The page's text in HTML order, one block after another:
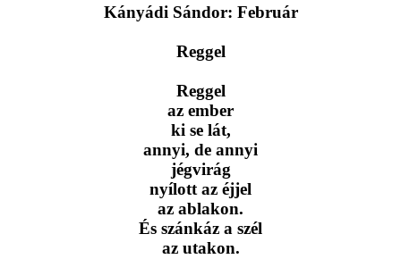
Kányádi Sándor: Február
Reggel
Reggel
az ember
ki se lát,
annyi, de annyi
jégvirág
nyílott az éjjel
az ablakon.
És szánkáz a szél
az utakon.